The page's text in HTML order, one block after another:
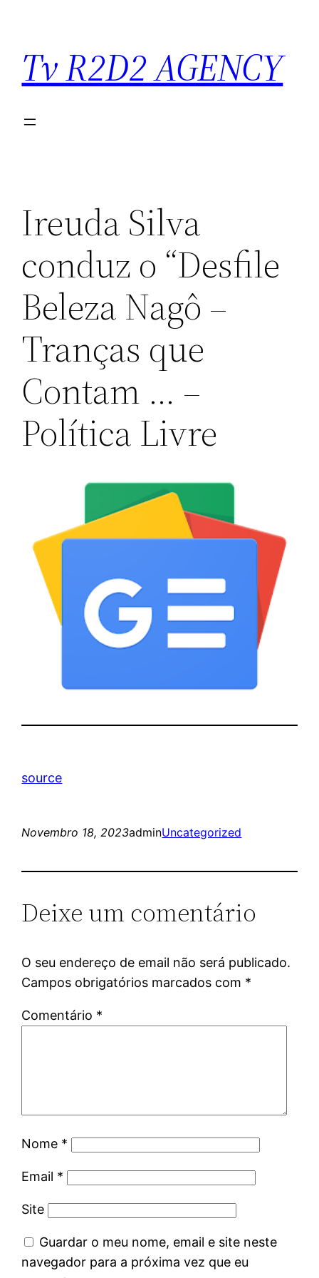
conteúdo
Tv R2D2 AGENCY
Ireuda Silva
conduz o “Desfile
Beleza Nagô –
Tranças que
Contam … –
Política Livre
source
Novembro 18, 2023adminUncategorized
Deixe um comentário
O seu endereço de email não será publicado.
Campos obrigatórios marcados com *
Comentário *
Nome *
Email *
Site
Guardar o meu nome, email e site neste
navegador para a próxima vez que eu